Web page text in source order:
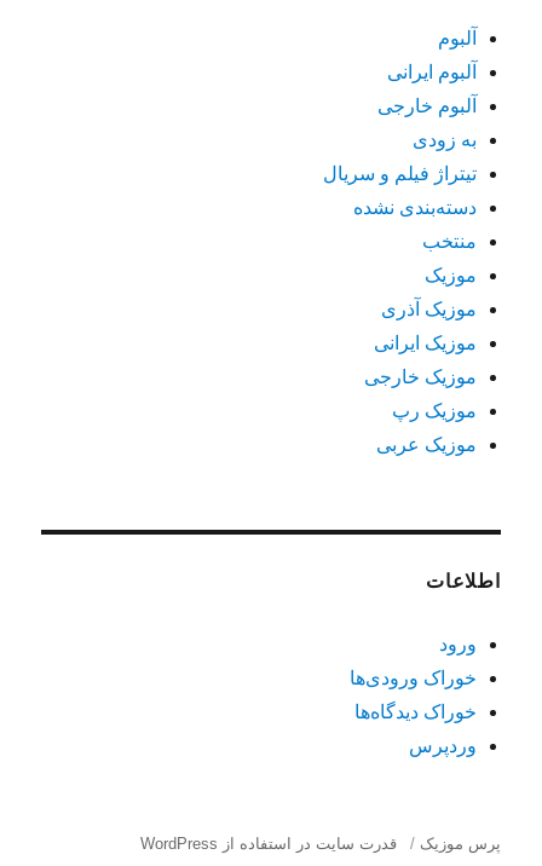
آلبوم
آلبوم ایرانی
آلبوم خارجی
به زودی
تیتراژ فیلم و سریال
دسته‌بندی نشده
منتخب
موزیک
موزیک آذری
موزیک ایرانی
موزیک خارجی
موزیک رپ
موزیک عربی
اطلاعات
ورود
خوراک ورودی‌ها
خوراک دیدگاه‌ها
وردپرس
پرس موزیک قدرت سایت در استفاده از WordPress